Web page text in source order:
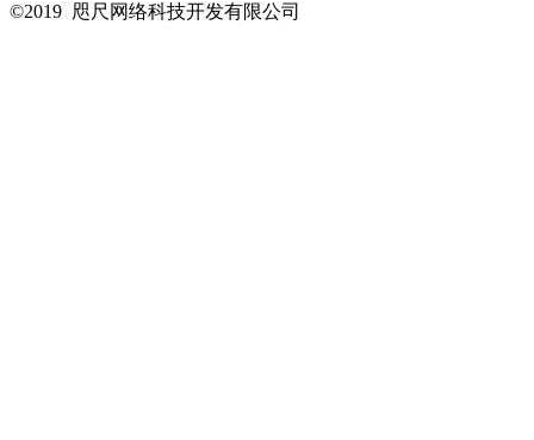
©2019 咫尺网络科技开发有限公司